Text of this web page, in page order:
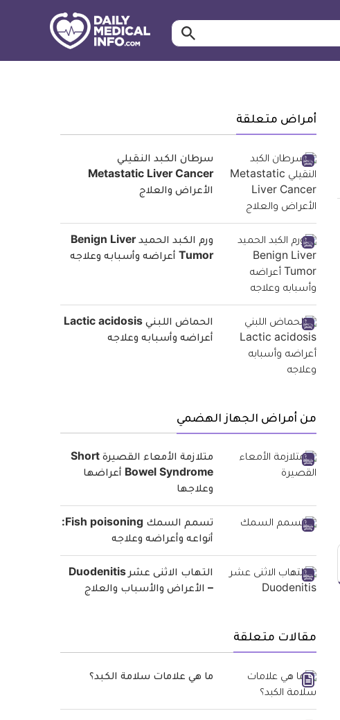
ابحث…
أمراض متعلقة
سرطان الكبد النقيلي
Metastatic Liver Cancer
الأعراض والعلاج
ورم الكبد الحميد Benign Liver
Tumor أعراضه وأسبابه وعلاجه
الحماض اللبني Lactic acidosis
أعراضه وأسبابه وعلاجه
من أمراض الجهاز الهضمي
متلازمة الأمعاء القصيرة Short
Bowel Syndrome أعراضها
وعلاجها
تسمم السمك Fish poisoning:
أنواعه وأعراضه وعلاجه
التهاب الاثنى عشر Duodenitis
– الأعراض والأسباب والعلاج
مقالات متعلقة
ما هي علامات سلامة الكبد؟